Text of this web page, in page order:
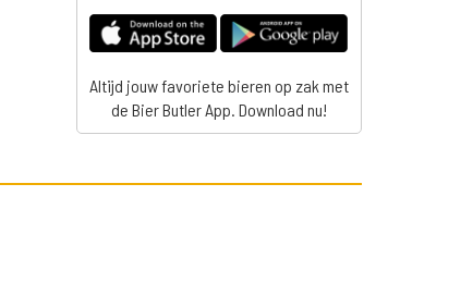
Altijd jouw favoriete bieren op zak met
de Bier Butler App. Download nu!